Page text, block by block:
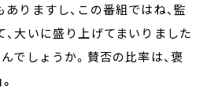
りますし、この番組ではね、監
大いに盛り上げてまいりました
でしょうか。賛否の比率は、褒